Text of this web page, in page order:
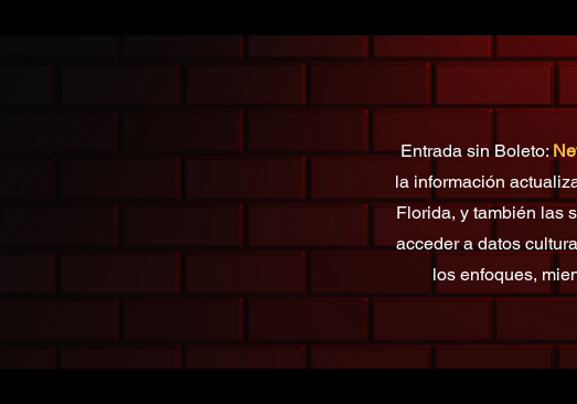
sumergirte en una conversación enriquecedora y apasionante con
contactarnos: entradasinboleto@gmail.com www.entradasinboleto.com [REDES SOCIALES]
Facebook:@EntradaSinBoleto Instagram:@EntradaSinBoleto Twitter: @entrasinboleto TikTok:
@EntradaSinBoleto Puedes hacer tu donación económica:
Entrada sin Boleto:
la información
Florida, y también las
acceder a datos
los enfoques,